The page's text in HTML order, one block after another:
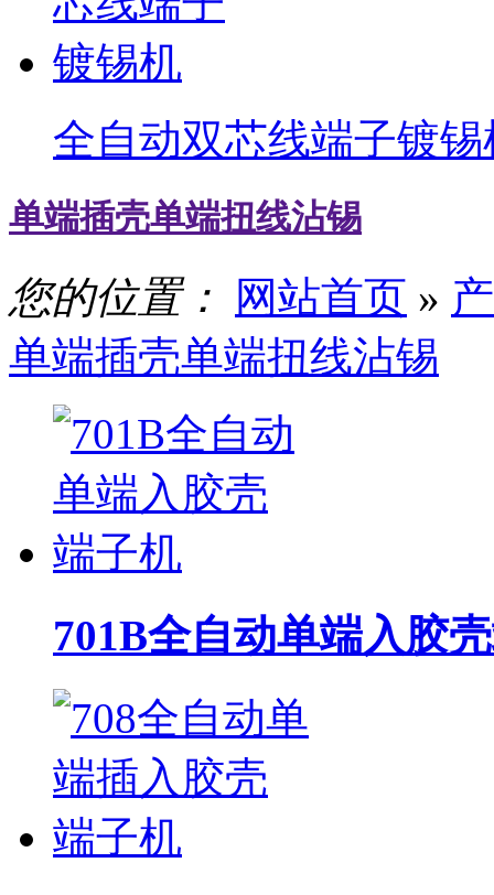
全自动双芯线端子镀锡
单端插壳单端扭线沾锡
您的位置： 网站首页 »
单端插壳单端扭线沾锡
701B全自动单端入胶